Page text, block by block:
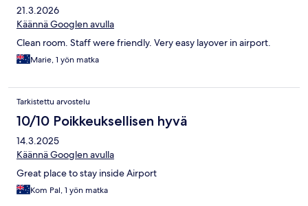
21.3.2026
Käännä Googlen avulla
Clean room. Staff were friendly. Very easy layover in airport.
Marie, 1 yön matka
Tarkistettu arvostelu
10/10 Poikkeuksellisen hyvä
14.3.2025
Käännä Googlen avulla
Great place to stay inside Airport
Kom Pal, 1 yön matka